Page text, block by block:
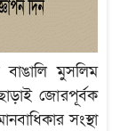
মুসলিম
জোরপূর্বক
সংস্থা